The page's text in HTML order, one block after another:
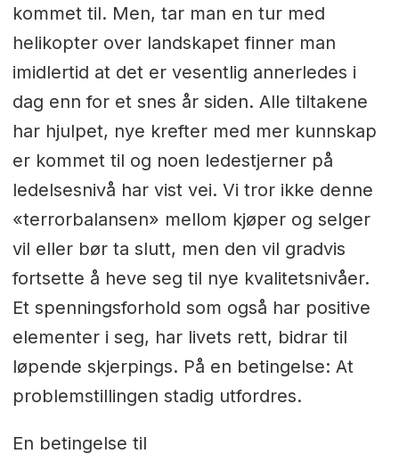
kommet til. Men, tar man en tur med
helikopter over landskapet finner man
imidlertid at det er vesentlig annerledes i
dag enn for et snes år siden. Alle tiltakene
har hjulpet, nye krefter med mer kunnskap
er kommet til og noen ledestjerner på
ledelsesnivå har vist vei. Vi tror ikke denne
«terrorbalansen» mellom kjøper og selger
vil eller bør ta slutt, men den vil gradvis
fortsette å heve seg til nye kvalitetsnivåer.
Et spenningsforhold som også har positive
elementer i seg, har livets rett, bidrar til
løpende skjerpings. På en betingelse: At
problemstillingen stadig utfordres.
En betingelse til